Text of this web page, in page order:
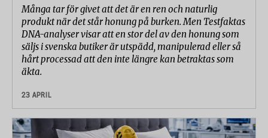
Många tar för givet att det är en ren och naturlig
produkt när det står honung på burken. Men Testfaktas
DNA-analyser visar att en stor del av den honung som
säljs i svenska butiker är utspädd, manipulerad eller så
hårt processad att den inte längre kan betraktas som
äkta.
23 APRIL